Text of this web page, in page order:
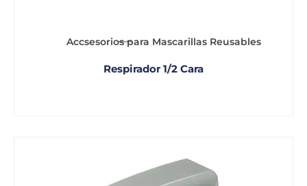
Accsesorios para Mascarillas Reusables
Respirador 1/2 Cara